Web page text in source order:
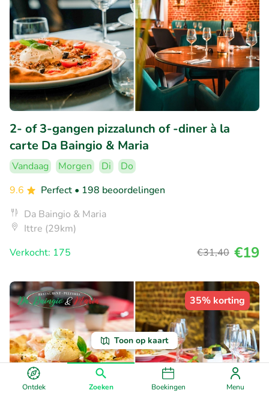
Ontdek Zoeken Boekingen Menu
Toon op kaart
2- of 3-gangen pizzalunch of -diner à la
carte Da Baingio & Maria
Vandaag Morgen Di
Do
9.6
Perfect • 198 beoordelingen
Da Baingio & Maria
Ittre (29km)
Verkocht: 175
€31,40 €19
35% korting